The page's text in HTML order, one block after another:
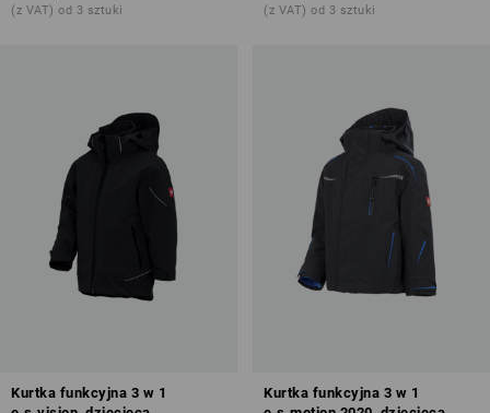
(z VAT) od 3 sztuki (z VAT) od 3 sztuki
Kurtka funkcyjna 3 w 1
Kurtka funkcyjna 3 w 1